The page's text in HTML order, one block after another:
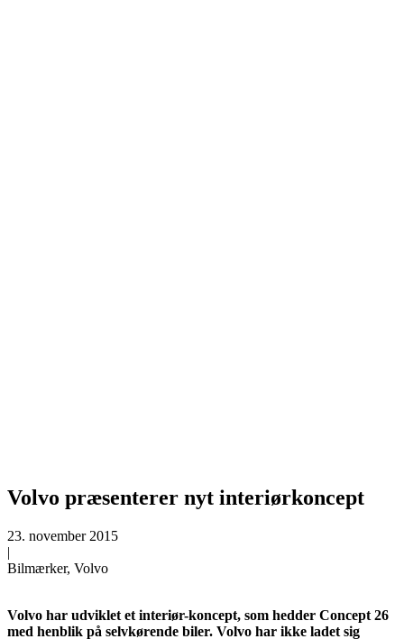
Volvo præsenterer nyt interiørkoncept
23. november 2015
|
Bilmærker, Volvo
Volvo har udviklet et interiør-koncept, som hedder Concept 26
med henblik på selvkørende biler. Volvo har ikke ladet sig